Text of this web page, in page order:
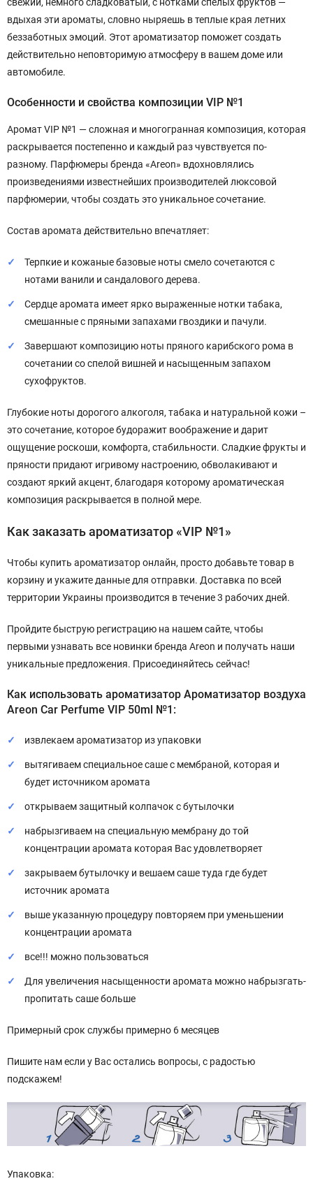
вдыхая эти ароматы, словно ныряешь в теплые края летних
беззаботных эмоций. Этот ароматизатор поможет создать
действительно неповторимую атмосферу в вашем доме или
автомобиле.
Особенности и свойства композиции VIP №1
Аромат VIP №1 — сложная и многогранная композиция, которая
раскрывается постепенно и каждый раз чувствуется по-
разному. Парфюмеры бренда «Areon» вдохновлялись
произведениями известнейших производителей люксовой
парфюмерии, чтобы создать это уникальное сочетание.
Состав аромата действительно впечатляет:
Терпкие и кожаные базовые ноты смело сочетаются с
нотами ванили и сандалового дерева.
Сердце аромата имеет ярко выраженные нотки табака,
смешанные с пряными запахами гвоздики и пачули.
Завершают композицию ноты пряного карибского рома в
сочетании со спелой вишней и насыщенным запахом
сухофруктов.
Глубокие ноты дорогого алкоголя, табака и натуральной кожи –
это сочетание, которое будоражит воображение и дарит
ощущение роскоши, комфорта, стабильности. Сладкие фрукты и
пряности придают игривому настроению, обволакивают и
создают яркий акцент, благодаря которому ароматическая
композиция раскрывается в полной мере.
Как заказать ароматизатор «VIP №1»
Чтобы купить ароматизатор онлайн, просто добавьте товар в
корзину и укажите данные для отправки. Доставка по всей
территории Украины производится в течение 3 рабочих дней.
Пройдите быструю регистрацию на нашем сайте, чтобы
первыми узнавать все новинки бренда Areon и получать наши
уникальные предложения. Присоединяйтесь сейчас!
Как использовать ароматизатор Ароматизатор воздуха
Areon Car Perfume VIP 50ml №1:
извлекаем ароматизатор из упаковки
вытягиваем специальное саше с мембраной, которая и
будет источником аромата
открываем защитный колпачок с бутылочки
набрызгиваем на специальную мембрану до той
концентрации аромата которая Вас удовлетворяет
закрываем бутылочку и вешаем саше туда где будет
источник аромата
выше указанную процедуру повторяем при уменьшении
концентрации аромата
все!!! можно пользоваться
Для увеличения насыщенности аромата можно набрызгать-
пропитать саше больше
Примерный срок службы примерно 6 месяцев
Пишите нам если у Вас остались вопросы, с радостью
подскажем!
Упаковка: